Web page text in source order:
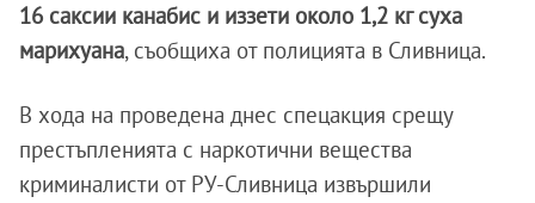
16 саксии канабис и иззети около 1,2 кг суха
марихуана, съобщиха от полицията в Сливница.
В хода на проведена днес спецакция срещу
престъпленията с наркотични вещества
криминалисти от РУ-Сливница извършили